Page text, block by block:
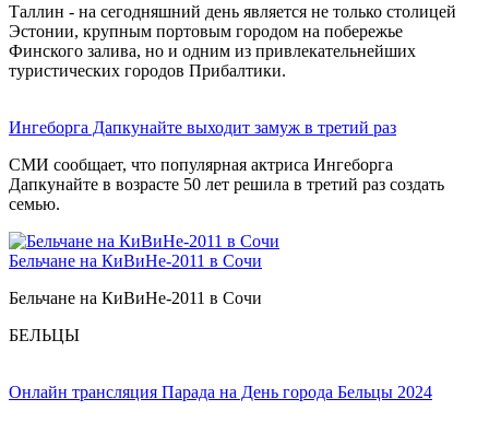
Таллин - на сегодняшний день является не только столицей
Эстонии, крупным портовым городом на побережье
Финского залива, но и одним из привлекательнейших
туристических городов Прибалтики.
Ингеборга Дапкунайте выходит замуж в третий раз
СМИ сообщает, что популярная актриса Ингеборга
Дапкунайте в возрасте 50 лет решила в третий раз создать
семью.
Бельчане на КиВиНе-2011 в Сочи
Бельчане на КиВиНе-2011 в Сочи
БЕЛЬЦЫ
Онлайн трансляция Парада на День города Бельцы 2024